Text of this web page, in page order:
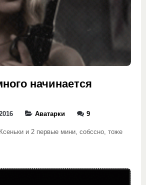
начинается
Аватарки 9
и 2 первые мини, собссно, тоже